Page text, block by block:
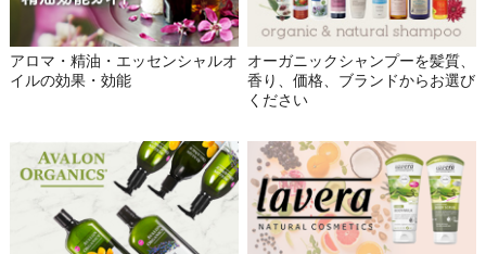
アロマ・精油・エッセンシャルオ
イルの効果・効能
オーガニックシャンプーを髪質、
香り、価格、ブランドからお選び
ください